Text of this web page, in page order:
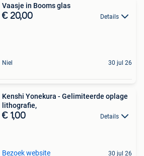
Vaasje in Booms glas
€ 20,00 Details
Niel 30 jul 26
Kenshi Yonekura - Gelimiteerde oplage
lithografie,
€ 1,00 Details
Bezoek website 30 jul 26